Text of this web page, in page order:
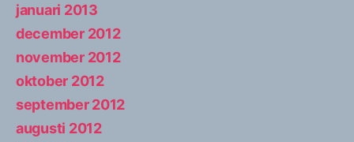
januari 2013
december 2012
november 2012
oktober 2012
september 2012
augusti 2012